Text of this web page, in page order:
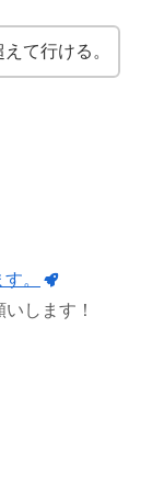
て行ける。
。
します！